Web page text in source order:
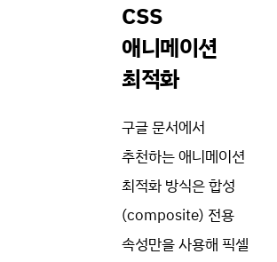
CSS
애니메이션
최적화
구글 문서에서
추천하는 애니메이션
최적화 방식은 합성
(composite) 전용
속성만을 사용해 픽셀